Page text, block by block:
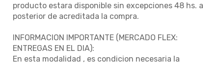
producto estara disponible sin excepciones 48 hs. a
posterior de acreditada la compra.
INFORMACION IMPORTANTE (MERCADO FLEX:
ENTREGAS EN EL DIA):
En esta modalidad , es condicion necesaria la